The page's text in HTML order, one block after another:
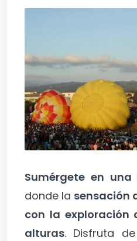
Sumérgete en
donde la sensación
con la exploración
alturas. Disfruta